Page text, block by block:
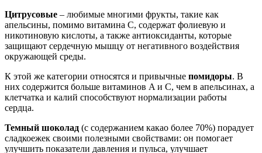
Цитрусовые – любимые многими фрукты, такие как
апельсины, помимо витамина C, содержат фолиевую и
никотиновую кислоты, а также антиоксиданты, которые
защищают сердечную мышцу от негативного воздействия
окружающей среды.
К этой же категории относятся и привычные помидоры. В
них содержится больше витаминов A и C, чем в апельсинах, а
клетчатка и калий способствуют нормализации работы
сердца.
Темный шоколад (с содержанием какао более 70%) порадует
сладкоежек своими полезными свойствами: он помогает
улучшить показатели давления и пульса, улучшает